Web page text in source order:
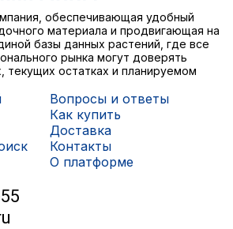
обеспечивающая удобный
материала и продвигающая на
базы данных растений, где все
рынка могут доверять
текущих остатках и планируемом
Вопросы и ответы
Как купить
Доставка
Контакты
О платформе